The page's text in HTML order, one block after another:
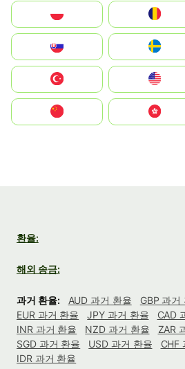
United States
中國香港特別行政區
환율:
해외 송금:
과거 환율: AUD 과거 환율 GBP 과거
EUR 과거 환율
JPY 과거 환율
CAD
INR 과거 환율
NZD 과거 환율
ZAR
SGD 과거 환율
USD 과거 환율
CHF
IDR 과거 환율